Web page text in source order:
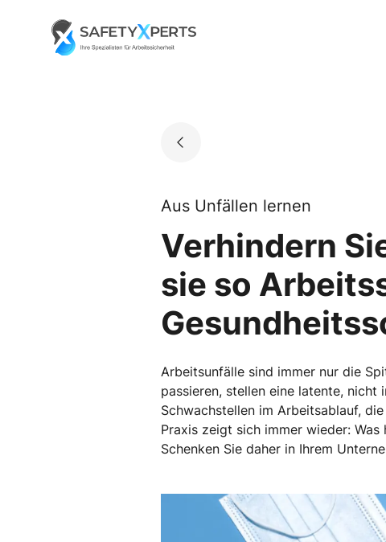
Go to landing page.
Aus Unfällen lernen
Verhindern
sie so
Arbeitsunfälle sind immer nur die
passieren, stellen eine latente, nicht
Schwachstellen im Arbeitsablauf,
Praxis zeigt sich immer wieder:
Schenken Sie daher in Ihrem